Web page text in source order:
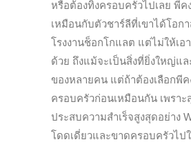
หรือต้องทิ้งครอบครัวไปเลย พีค
เหมือนกับตัวชาร์ลีที่เขาได้โอก
โรงงานช็อกโกแลต แต่ไม่ให้เอ
ด้วย ถึงแม้จะเป็นสิ่งที่ยิ่งใหญ่แ
ของหลายคน แต่ถ้าต้องเลือกพีค
ครอบครัวก่อนเหมือนกัน เพราะ
ประสบความสำเร็จสูงสุดอย่าง
โดดเดี่ยวและขาดครอบครัวไป